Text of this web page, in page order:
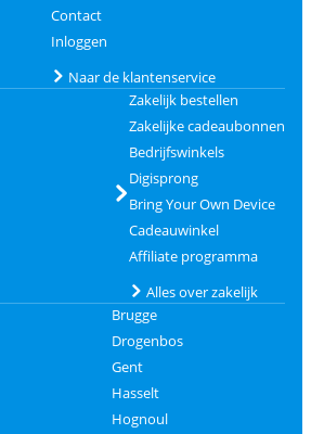
Contact
Inloggen
Naar de klantenservice
Zakelijk bestellen
Zakelijke cadeaubonnen
Bedrijfswinkels
Digisprong
Bring Your Own Device
Cadeauwinkel
Affiliate programma
Alles over zakelijk
Brugge
Drogenbos
Gent
Hasselt
Hognoul